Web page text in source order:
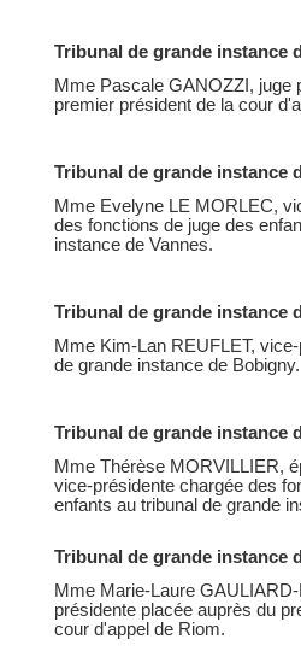
Tribunal de grande instance
Mme Pascale GANOZZI, juge
premier président de la cour
Tribunal de grande instance
Mme Evelyne LE MORLEC,
des fonctions de juge des
instance de Vannes.
Tribunal de grande instance
Mme Kim-Lan REUFLET,
de grande instance de Bobigny.
Tribunal de grande instance
Mme Thérèse MORVILLIER,
vice-présidente chargée des
enfants au tribunal de grande
Tribunal de grande instance
Mme Marie-Laure
présidente placée auprès du
cour d'appel de Riom.